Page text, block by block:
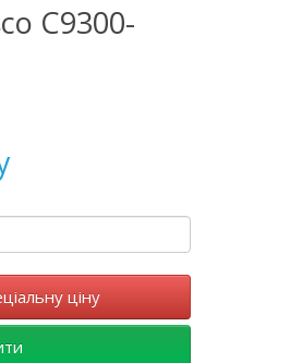
C9300-
ціну